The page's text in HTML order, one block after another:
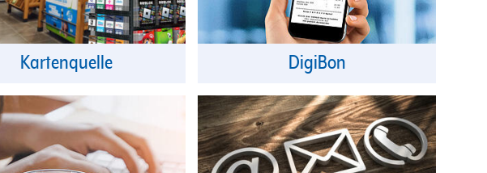
Kartenquelle DigiBon